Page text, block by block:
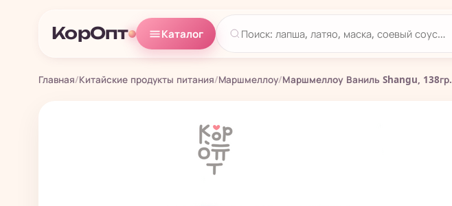
КорОпт Каталог
Главная/Китайские продукты питания/Маршмеллоу/Маршмеллоу Ваниль Shangu, 138гр.